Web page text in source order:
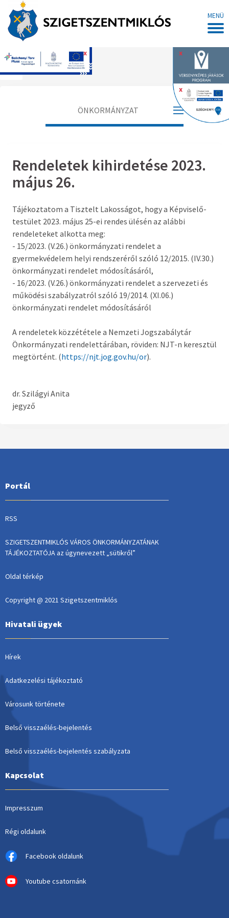
MENÜ
x
x
x
Főoldal
ÖNKORMÁNYZAT
Alpolgármester
Jegyző
Aljegyző
Országgyűlési képviselő
Képviselő-testület tagok és munkatervek
Képviselő-testületi és bizottsági ülések
anyagai
Képviselő-testületi tagok önéletrajzai,
vagyonnyilatkozatok
Rendeletek kihirdetése
Rendeletek kihirdetése 2023.
május 26.
Tájékoztatom a Tisztelt Lakosságot, hogy a Képviselő-
testület 2023. május 25-ei rendes ülésén az alábbi
rendeleteket alkotta meg:
- 15/2023. (V.26.) önkormányzati rendelet a
gyermekvédelem helyi rendszeréről szóló 12/2015. (IV.30.)
önkormányzati rendelet módosításáról,
- 16/2023. (V.26.) önkormányzati rendelet a szervezeti és
működési szabályzatról szóló 19/2014. (XI.06.)
önkormányzati rendelet módosításáról
A rendeletek közzététele a Nemzeti Jogszabálytár
Önkormányzati rendelettárában, röviden: NJT-n keresztül
megtörtént. (https://njt.jog.gov.hu/or).
dr. Szilágyi Anita
jegyző
Portál
RSS
SZIGETSZENTMIKLÓS VÁROS ÖNKORMÁNYZATÁNAK
TÁJÉKOZTATÓJA az úgynevezett „sütikről”
Oldal térkép
Copyright @ 2021 Szigetszentmiklós
Hivatali ügyek
Hírek
Adatkezelési tájékoztató
Városunk története
Belső visszaélés-bejelentés
Belső visszaélés-bejelentés szabályzata
Kapcsolat
Impresszum
Régi oldalunk
Facebook oldalunk
Youtube csatornánk